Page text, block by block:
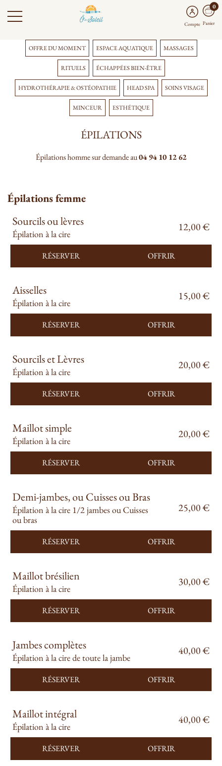
Compte
0
Panier
OFFRE DU MOMENT ESPACE AQUATIQUE MASSAGES
RITUELS ÉCHAPPÉES BIEN-ÊTRE
HYDROTHÉRAPIE & OSTÉOPATHIE HEAD SPA SOINS VISAGE
MINCEUR ESTHÉTIQUE
ÉPILATIONS
Épilations homme sur demande au04 94 10 12 62
Épilations femme
Sourcils ou lèvres
Épilation à la cire
12,00 €
RÉSERVER OFFRIR
Aisselles
Épilation à la cire
15,00 €
RÉSERVER OFFRIR
Sourcils et Lèvres
Épilation à la cire
20,00 €
RÉSERVER OFFRIR
Maillot simple
Épilation à la cire
20,00 €
RÉSERVER OFFRIR
Demi-jambes, ou Cuisses ou Bras
Épilation à la cire 1/2 jambes ou Cuisses
ou bras
25,00 €
RÉSERVER OFFRIR
Maillot brésilien
Épilation à la cire
30,00 €
RÉSERVER OFFRIR
Jambes complètes
Épilation à la cire de toute la jambe
40,00 €
RÉSERVER OFFRIR
Maillot intégral
Épilation à la cire
40,00 €
RÉSERVER OFFRIR